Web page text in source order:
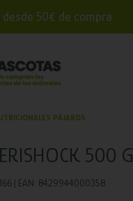
desde 50€ de compra
PÁJAROS
500 G
| EAN: 8429944000358